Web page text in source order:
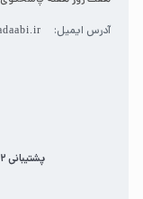
آدرس ایمیل:
پشتیبانی 12 ساعته